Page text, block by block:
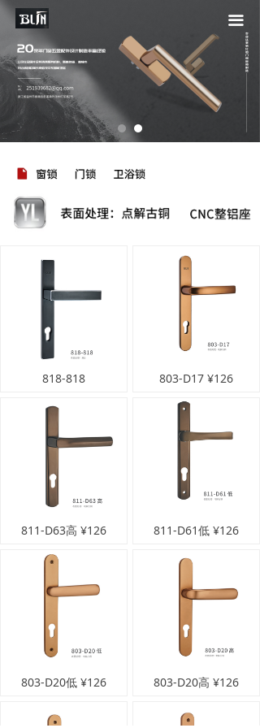
끀
818-818 803-D17 ¥126
811-D63高 ¥126 811-D61低 ¥126
803-D20低 ¥126 803-D20高 ¥126
按钮 按钮 按钮